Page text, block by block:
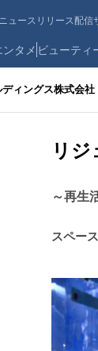
ュースリリース配信
ンタメ ビューティ
ィングス株式会社
リ
～再生
スペー